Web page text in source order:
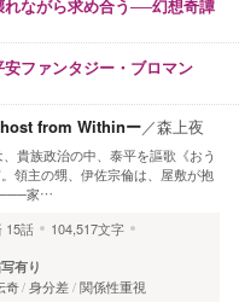
ながら求め合う──幻想奇譚
ファンタジー・ブロマン
from Withinー／森上夜
貴族政治の中、泰平を謳歌《おう
領主の甥、伊佐宗倫は、屋敷が抱
───家…
15話
104,517文字
有り
奇 身分差 関係性重視